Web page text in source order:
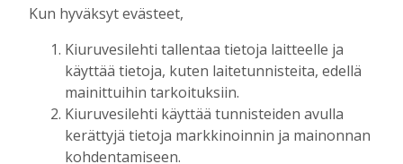
Jaana Selander
Miksi yksityisellä on lääkäreitä?
Tilaajille
Jaana Selander 8.7.2026
Kun hyväksyt evästeet,
Kiuruvesilehti tallentaa tietoja laitteelle ja
käyttää tietoja, kuten laitetunnisteita, edellä
mainittuihin tarkoituksiin.
Kiuruvesilehti käyttää tunnisteiden avulla
kerättyjä tietoja markkinoinnin ja mainonnan
kohdentamiseen.